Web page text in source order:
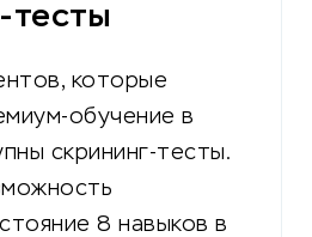
тесты
которые
обучение в
скрининг-тесты.
8 навыков в